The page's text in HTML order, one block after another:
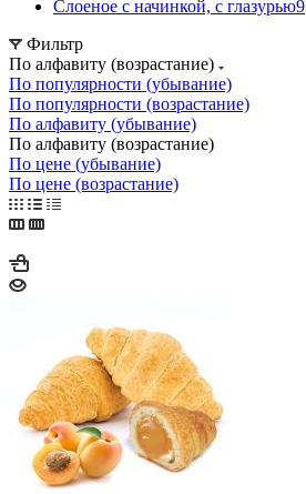
Слоеное с начинкой, с глазурью9
Фильтр
По алфавиту (возрастание)
По популярности (убывание)
По популярности (возрастание)
По алфавиту (убывание)
По алфавиту (возрастание)
По цене (убывание)
По цене (возрастание)